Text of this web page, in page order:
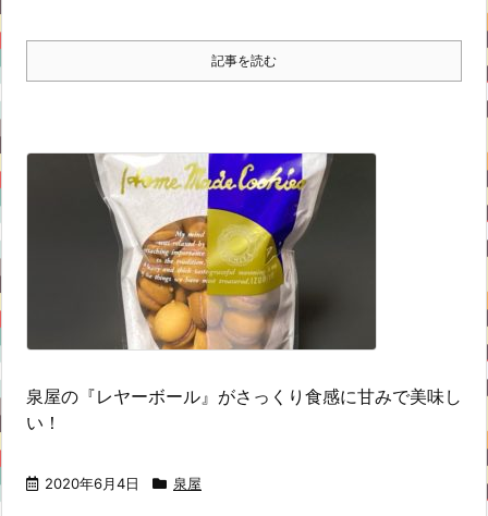
記事を読む
泉屋の『レヤーボール』がさっくり食感に甘みで美味し
い！
2020年6月4日 泉屋